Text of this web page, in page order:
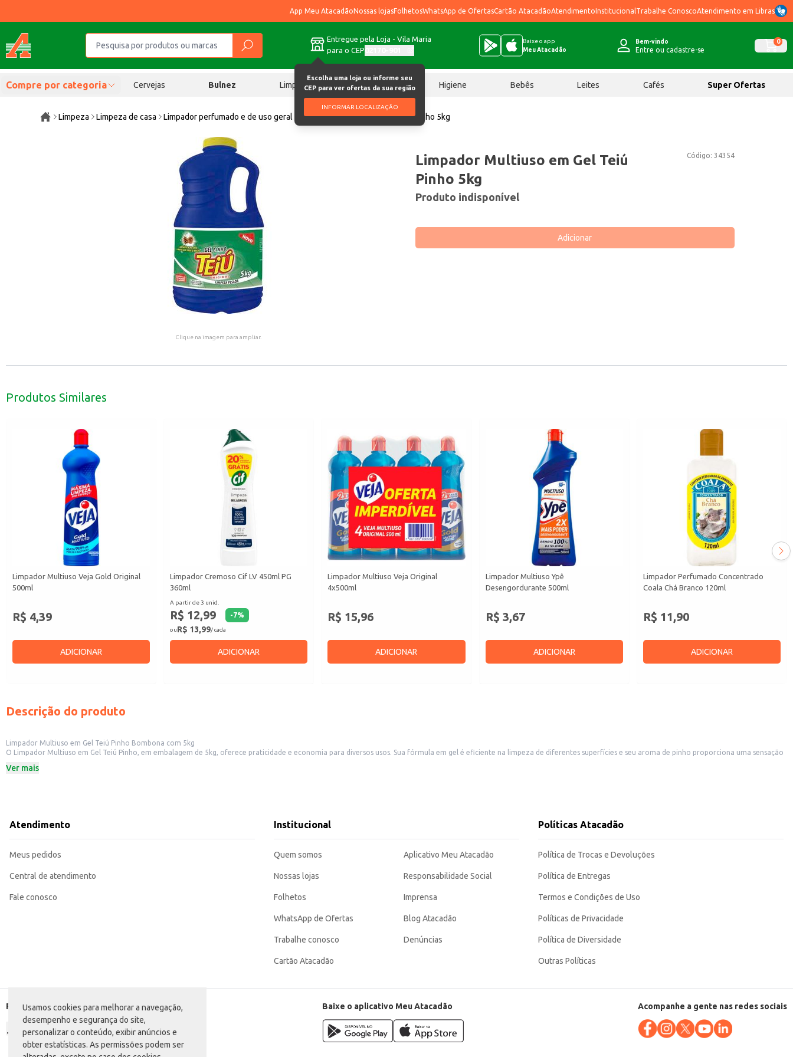
Usamos cookies para melhorar a navegação,
desempenho e segurança do site,
personalizar o conteúdo, exibir anúncios e
obter estatísticas. As permissões podem ser
App Meu AtacadãoNossas lojasFolhetosWhatsApp de OfertasCartão AtacadãoAtendimentoInstitucional Trabalhe ConoscoAtendimento em Libras
Entregue pela Loja - Vila Maria
para o CEP
Escolha uma loja ou informe seu
CEP para ver ofertas da sua região
INFORMAR LOCALIZAÇÃO
Baixe o app
Meu Atacadão
Bem-vindo
Entre ou cadastre-se
0
Compre por categoria Cervejas Bulnez Limpeza Chocolates Higiene Bebês Leites Cafés Super Ofertas
Limpeza Limpeza de casa Limpador perfumado e de uso geral Limpador Multiuso em Gel Teiú Pinho 5kg
Clique na imagem para ampliar.
Código: 34354
Limpador Multiuso em Gel Teiú
Pinho 5kg
Produto indisponível
Adicionar
Produtos Similares
Limpador Multiuso Veja Gold Original
500ml
R$ 4,39
ADICIONAR
Limpador Cremoso Cif LV 450ml PG
360ml
A partir de 3 unid.
R$ 12,99 -7%
ouR$ 13,99/ cada
ADICIONAR
Limpador Multiuso Veja Original
4x500ml
R$ 15,96
ADICIONAR
Limpador Multiuso Ypê
Desengordurante 500ml
R$ 3,67
ADICIONAR
Limpador Perfumado Concentrado
Coala Chá Branco 120ml
R$ 11,90
ADICIONAR
Descrição do produto
Limpador Multiuso em Gel Teiú Pinho Bombona com 5kg
O Limpador Multiuso em Gel Teiú Pinho, em embalagem de 5kg, oferece praticidade e economia para diversos usos. Sua fórmula em gel é eficiente na limpeza de diferentes superfícies e seu aroma de pinho proporciona uma sensação
Dicas de Uso:
O Limpador Multiuso em Gel Teiú Pinho é uma opção eficiente e econômica para a limpeza diária, atendendo às necessidades de diversos ambientes e proporcionando um excelente custo-benefício para o consumidor final e para
revenda em lojas de produtos de limpeza.
Marca: Teiú
Categoria: Limpador perfumado e de uso geral
EAN: 62617968
Ver mais
Atendimento
Meus pedidos
Central de atendimento
Fale conosco
Institucional
Quem somos
Nossas lojas
Folhetos
WhatsApp de Ofertas
Trabalhe conosco
Cartão Atacadão
Aplicativo Meu Atacadão
Responsabilidade Social
Imprensa
Blog Atacadão
Denúncias
Políticas Atacadão
Política de Trocas e Devoluções
Política de Entregas
Termos e Condições de Uso
Políticas de Privacidade
Política de Diversidade
Outras Políticas
Formas de pagamento Baixe o aplicativo Meu Atacadão Acompanhe a gente nas redes sociais